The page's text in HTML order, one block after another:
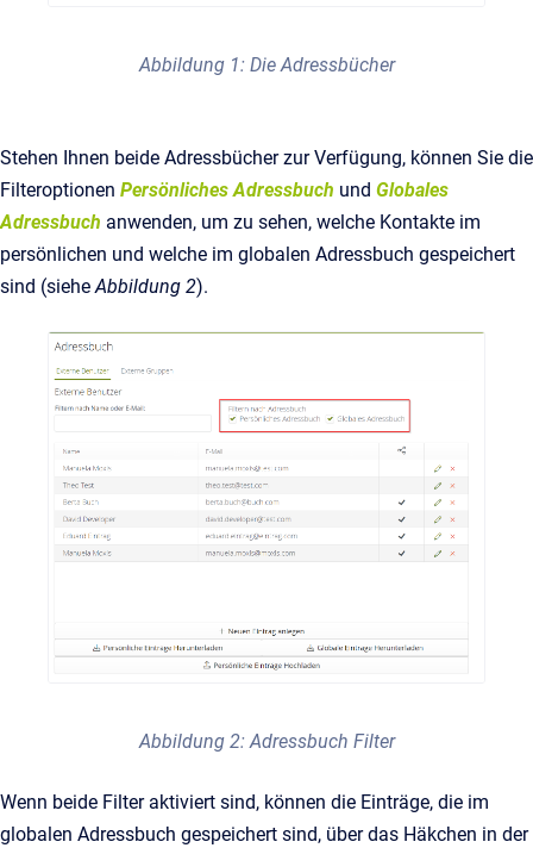
Abbildung 1: Die Adressbücher
Stehen Ihnen beide Adressbücher zur Verfügung, können Sie die
Filteroptionen Persönliches Adressbuch und Globales
Adressbuch anwenden, um zu sehen, welche Kontakte im
persönlichen und welche im globalen Adressbuch gespeichert
sind (sieheAbbildung 2).
Abbildung 2: Adressbuch Filter
Wenn beide Filter aktiviert sind, können die Einträge, die im
globalen Adressbuch gespeichert sind, über das Häkchen in der